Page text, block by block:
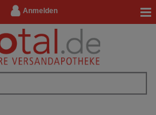
Anmelden